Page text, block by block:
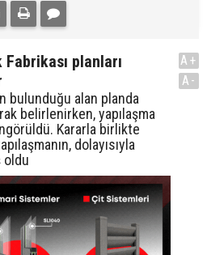
planları
bulunduğu alan planda
belirlenirken, yapılaşma
Kararla birlikte
dolayısıyla
oldu
A+
A-